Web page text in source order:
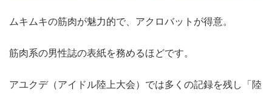
ムキムキの筋肉が魅力的で、アクロバットが得意。
筋肉系の男性誌の表紙を務めるほどです。
アユクデ（アイドル陸上大会）では多くの記録を残し「陸